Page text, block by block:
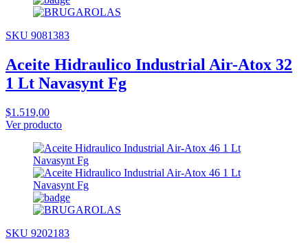
SKU 9081383
Aceite Hidraulico Industrial Air-Atox 32
1 Lt Navasynt Fg
$1.519,00
Ver producto
SKU 9202183